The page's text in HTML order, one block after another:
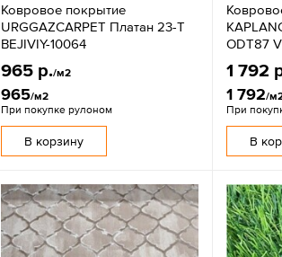
Ковровое покрытие
URGGAZCARPET Платан 23-T
BEJIVIY-10064
965 р./м2
965/м2
При покупке рулоном
В корзину
ODT87
1 792
1 792/
При
В